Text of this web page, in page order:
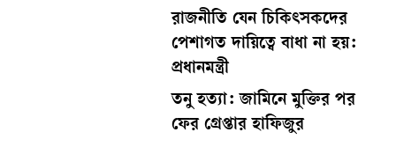
রাজনীতি যেন চিকিৎসকদের
পেশাগত দায়িত্বে বাধা না হয়:
প্রধানমন্ত্রী
তনু হত্যা: জামিনে মুক্তির পর
ফের গ্রেপ্তার হাফিজুর